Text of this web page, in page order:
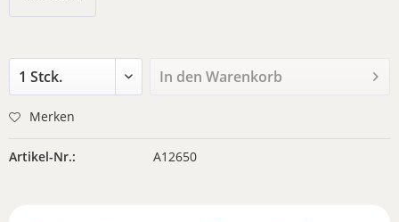
In denWarenkorb
Merken
Artikel-Nr.: A12650